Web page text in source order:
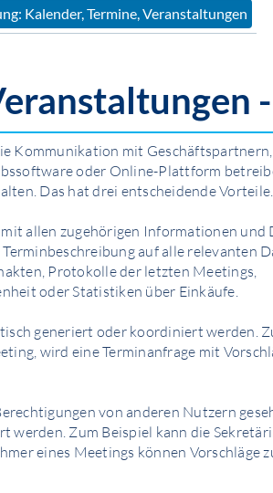
Kalender, Termine, Ver­anstalt­ungen
Kommunikation mit
oder Online-Plattform
Das hat drei entscheidende Vorteile.
allen zugehörigen Infor­mationen und
Terminbeschreibung auf alle relevanten
Protokolle der letzten Meetings,
oder Statistiken über Einkäufe.
generiert oder koordiniert werden.
wird eine Terminanfrage mit
von anderen Nutzern
Zum Beispiel kann die
eines Meetings können Vorschläge